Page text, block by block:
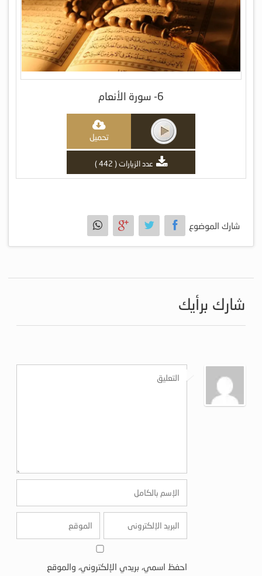
6- سورة الأنعام
تحميل
عدد الزيارات ( 442 )
شارك الموضوع
شارك برأيك
احفظ اسمي، بريدي الإلكتروني، والموقع